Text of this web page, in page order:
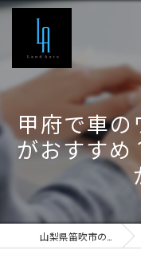
甲府で車の
がおすすめ